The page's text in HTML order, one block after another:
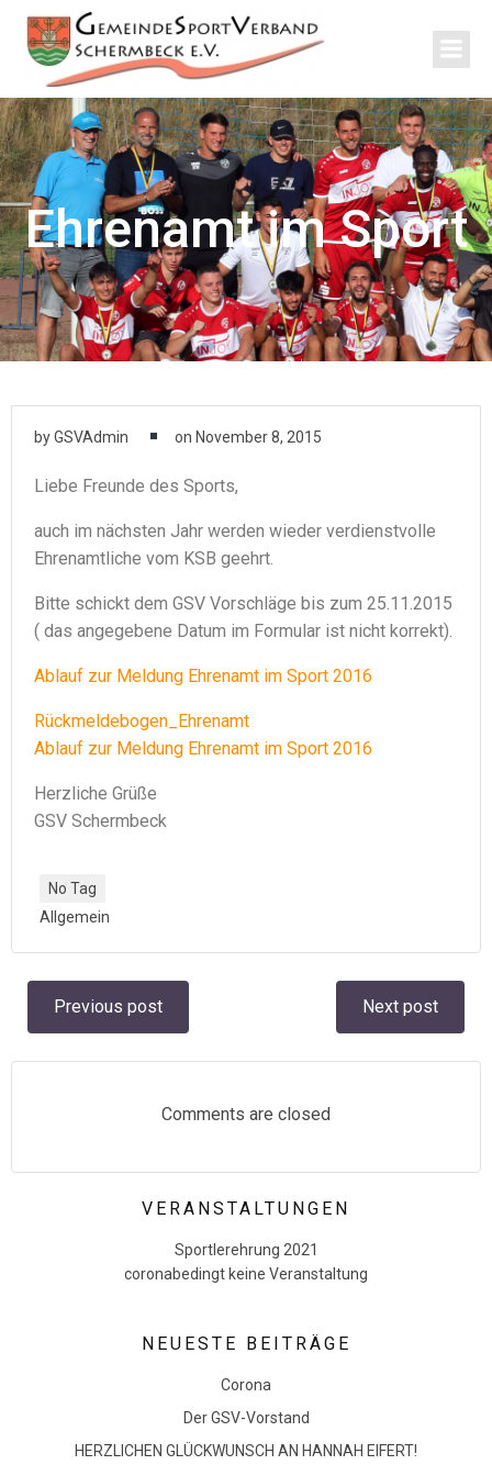
Zum
Inhalt
springen
Ehrenamt im Sport
byGSVAdmin on November 8, 2015
Liebe Freunde des Sports,
auch im nächsten Jahr werden wieder verdienstvolle
Ehrenamtliche vom KSB geehrt.
Bitte schickt dem GSV Vorschläge bis zum 25.11.2015
( das angegebene Datum im Formular ist nicht korrekt).
Ablauf zur Meldung Ehrenamt im Sport 2016
Rückmeldebogen_Ehrenamt
Ablauf zur Meldung Ehrenamt im Sport 2016
Herzliche Grüße
GSV Schermbeck
No Tag
Allgemein
Post
navigation
Previous post
navigation
Next post
Comments are closed
VERANSTALTUNGEN
Sportlerehrung 2021
coronabedingt keine Veranstaltung
NEUESTE BEITRÄGE
Corona
Der GSV-Vorstand
HERZLICHEN GLÜCKWUNSCH AN HANNAH EIFERT!